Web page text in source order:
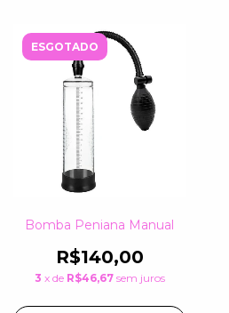
ESGOTADO
Bomba Peniana Manual
R$140,00
3 x de R$46,67 sem juros